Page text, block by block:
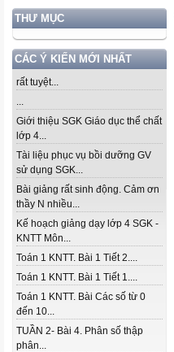
THƯ MỤC
CÁC Ý KIẾN MỚI NHẤT
rất tuyệt...
...
Giới thiệu SGK Giáo dục thể chất
lớp 4...
Tài liệu phục vụ bồi dưỡng GV
sử dụng SGK...
Bài giảng rất sinh động. Cảm ơn
thầy N nhiều...
Kế hoạch giảng dạy lớp 4 SGK -
KNTT Môn...
Toán 1 KNTT. Bài 1 Tiết 2....
Toán 1 KNTT. Bài 1 Tiết 1....
Toán 1 KNTT. Bài Các số từ 0
đến 10...
TUẦN 2- Bài 4. Phân số thập
phân...